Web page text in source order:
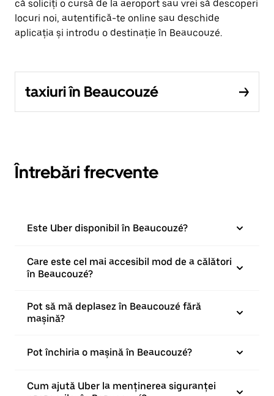
că soliciți o cursă de la aeroport sau vrei să descoperi
locuri noi, autentifică-te online sau deschide
aplicația și introdu o destinație în Beaucouzé.
taxiuri în Beaucouzé
Întrebări frecvente
Este Uber disponibil în Beaucouzé?
Care este cel mai accesibil mod de a călători
în Beaucouzé?
Pot să mă deplasez în Beaucouzé fără
mașină?
Pot închiria o mașină în Beaucouzé?
Cum ajută Uber la menținerea siguranței